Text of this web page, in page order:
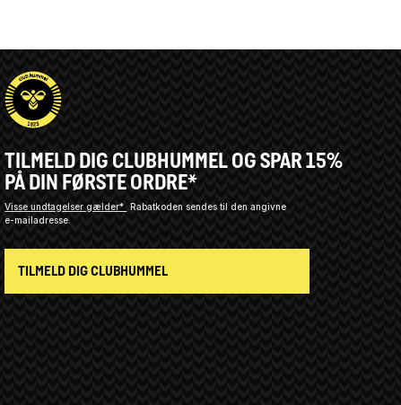
TILMELD DIG CLUBHUMMEL OG SPAR 15%
PÅ DIN FØRSTE ORDRE*
Visse undtagelser gælder*
Rabatkoden sendes til den angivne
e-mailadresse.
TILMELD DIG CLUBHUMMEL